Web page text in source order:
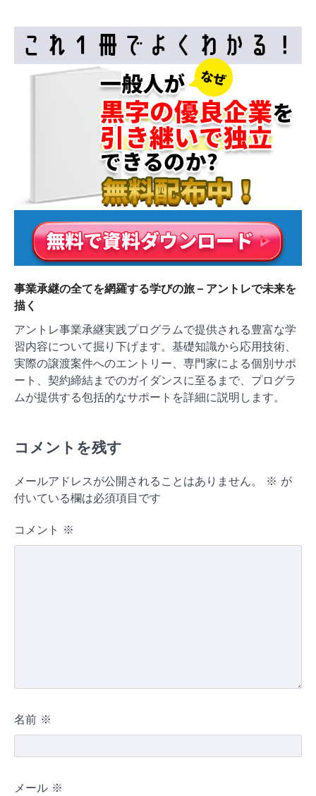
事業承継の全てを網羅する学びの旅 – アントレで未来を
描く
アントレ事業承継実践プログラムで提供される豊富な学
習内容について掘り下げます。基礎知識から応用技術、
実際の譲渡案件へのエントリー、専門家による個別サポ
ート、契約締結までのガイダンスに至るまで、プログラ
ムが提供する包括的なサポートを詳細に説明します。
コメントを残す
メールアドレスが公開されることはありません。 ※ が
付いている欄は必須項目です
コメント ※
名前 ※
メール ※